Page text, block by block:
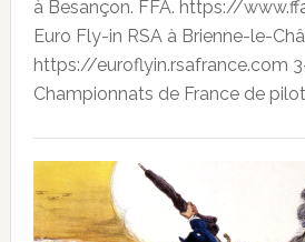
à Besançon. FFA. https://
Euro Fly-in RSA à Brienne-le-
https://euroflyin.rsafrance.com
Championnats de France de